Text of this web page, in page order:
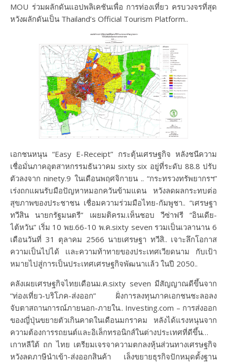
MOU ร่วมผลักดันแอปพลิเคชันเพื่อ การท่องเที่ยว ครบวงจรที่สุด
หวังผลักดันเป็น Thailand’s Official Tourism Platform..
เอกชนหนุน “Easy E-Receipt” กระตุ้นเศรษฐกิจ หลังชนีความ
เชื่อมั่นภาคอุตสาหกรรมธันวาคม sixty six อยู่ที่ระดับ 88.8 ปรับ
ตัวลงจาก ninety.9 ในเดือนพฤศจิกายน .. “กระทรวงทรัพยากรฯ”
เร่งถกแผนรับมือปัญหาหมอกควันข้ามแดน หวังลดผลกระทบต่อ
สุขภาพของประชาชน เชื่อมความร่วมมือไทย-กัมพูชา.. “เศรษฐา
ทวีสิน นายกรัฐมนตรี” เผยมติครม.เห็นชอบ วีซ่าฟรี “อินเดีย-
ไต้หวัน” เริ่ม 10 พย.66-10 พ.ค.sixty seven รวมเป็นเวลานาน 6
เดือนวันที่ 31 ตุลาคม 2566 นายเศรษฐา ทวีสิ.. เจาะลึกโอกาส
ความเป็นไปได้ เเละความท้าทายของประเทศเวียดนาม กับเป้า
หมายไปสู่การเป็นประเทศเศรษฐกิจพัฒนาเเล้ว ในปี 2050..
คลังเผยเศรษฐกิจไทยเดือนม.ค.sixty seven มีสัญญาณดีขึ้นจาก
“ท่องเที่ยว-บริโภค-ส่งออก” ฝั่งการลงทุนภาคเอกชนชะลอลง
จับตาสถานการณ์ภายนอก-ภายใน.. Investing.com – การส่งออก
ของญี่ปุ่นขยายตัวเกินคาดในเดือนมกราคม หลังได้แรงหนุนจาก
ความต้องการรถยนต์และอิเล็กทรอนิกส์ในต่างประเทศที่ดีขึ้น…
เกาหลีใต้ ถก ไทย เตรียมเจรจาความตกลงหุ้นส่วนทางเศรษฐกิจ
หวังลดภาษีนำเข้า-ส่งออกสินค้า เล็งขยายธุรกิจปักหมุดตั้งฐาน